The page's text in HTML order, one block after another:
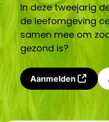
In deze tweejarig
de leefomgeving
samen mee om
gezond is?
Aanmelden